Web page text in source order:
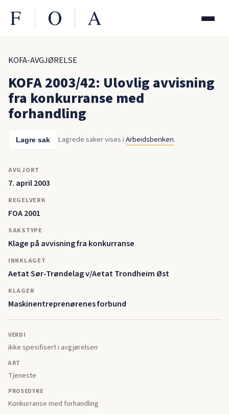
KOFA-AVGJØRELSE
KOFA 2003/42: Ulovlig avvisning
fra konkurranse med
forhandling
Lagre sak Lagrede saker vises iArbeidsbenken.
AVGJORT
7. april 2003
REGELVERK
FOA 2001
SAKSTYPE
Klage på avvisning fra konkurranse
INNKLAGET
Aetat Sør-Trøndelag v/Aetat Trondheim Øst
KLAGER
Maskinentreprenørenes forbund
VERDI
ikke spesifisert i avgjørelsen
ART
Tjeneste
PROSEDYRE
Konkurranse med forhandling